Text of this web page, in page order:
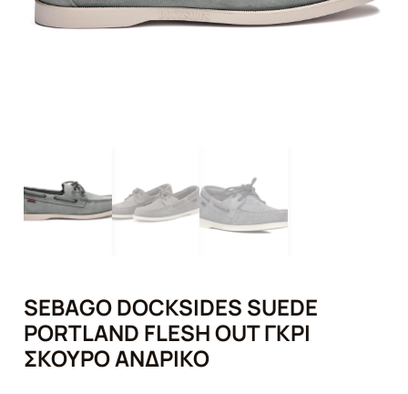
SEBAGO DOCKSIDES SUEDE
PORTLAND FLESH OUT ΓΚΡΊ
ΣΚΟΎΡΟ ΑΝΔΡΙΚΌ